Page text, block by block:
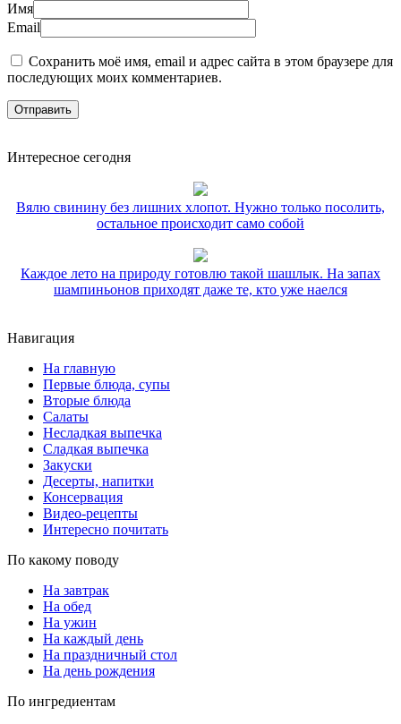
Имя
Email
Сохранить моё имя, email и адрес сайта в этом браузере для
последующих моих комментариев.
Интересное сегодня
Вялю свинину без лишних хлопот. Нужно только посолить,
остальное происходит само собой
Каждое лето на природу готовлю такой шашлык. На запах
шампиньонов приходят даже те, кто уже наелся
Навигация
На главную
Первые блюда, супы
Вторые блюда
Салаты
Несладкая выпечка
Сладкая выпечка
Закуски
Десерты, напитки
Консервация
Видео-рецепты
Интересно почитать
По какому поводу
На завтрак
На обед
На ужин
На каждый день
На праздничный стол
На день рождения
По ингредиентам